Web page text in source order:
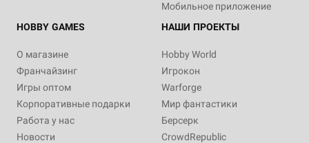
Мобильное приложение
HOBBY GAMES
О магазине
Франчайзинг
Игры оптом
Корпоративные подарки
Работа у нас
Новости
НАШИ ПРОЕКТЫ
Hobby World
Игрокон
Warforge
Мир фантастики
Берсерк
CrowdRepublic